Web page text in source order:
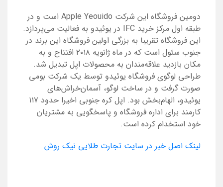
دومین فروشگاه این شرکت Apple Yeouido است و در
طبقه اول مرکز خرید IFC در یوئیدو به فعالیت می‌پردازد.
این فروشگاه تقریبا به بزرگی اولین فروشگاه این برند در
جنوب سئول است که در ماه ژانویه ۲۰۱۸ افتتاح و به
مکان بازدید علاقه‌مندان به محصولات اپل تبدیل ‌شد.
طراحی لوگوی فروشگاه یوئیدو توسط یک شرکت بومی
صورت گرفت ‌و در ساخت لوگو، آسمان‌خراش‌های
یوئیدو، الهام‌بخش بود. اپل کره‌ جنوبی اخیرا حدود ۱۱۷
کارمند برای اداره فروشگاه و پاسخگویی به مشتریان
خود استخدام کرده است.
لینک اصل خبر در سایت تجارت طلایی نیک روش